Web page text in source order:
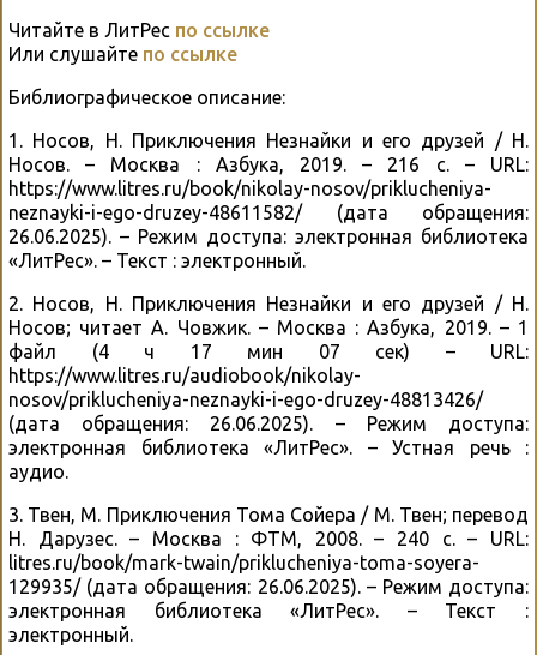
Читайте в ЛитРес по ссылке
Или слушайте по ссылке
Библиографическое описание:
1. Носов, Н. Приключения Незнайки и его друзей / Н.
Носов. – Москва : Азбука, 2019. – 216 с. – URL:
https://www.litres.ru/book/nikolay-nosov/priklucheniya-
neznayki-i-ego-druzey-48611582/ (дата обращения:
26.06.2025). – Режим доступа: электронная библиотека
«ЛитРес». – Текст : электронный.
2. Носов, Н. Приключения Незнайки и его друзей / Н.
Носов; читает А. Човжик. – Москва : Азбука, 2019. – 1
файл (4 ч 17 мин 07 сек) – URL:
https://www.litres.ru/audiobook/nikolay-
nosov/priklucheniya-neznayki-i-ego-druzey-48813426/
(дата обращения: 26.06.2025). – Режим доступа:
электронная библиотека «ЛитРес». – Устная речь :
аудио.
3. Твен, М. Приключения Тома Сойера / М. Твен; перевод
Н. Дарузес. – Москва : ФТМ, 2008. – 240 с. – URL:
litres.ru/book/mark-twain/priklucheniya-toma-soyera-
129935/ (дата обращения: 26.06.2025). – Режим доступа:
электронная библиотека «ЛитРес». – Текст :
электронный.